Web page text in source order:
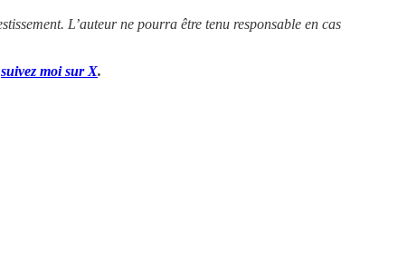
L’auteur ne pourra être tenu responsable en cas
suivez moi sur X.